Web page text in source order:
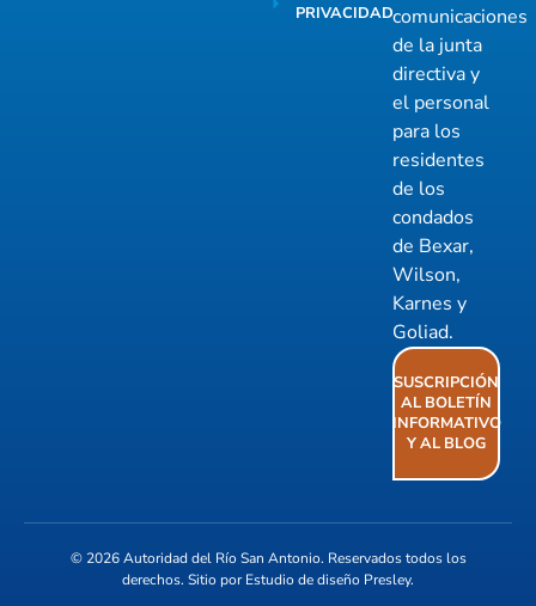
PRIVACIDADcomunicaciones
de la junta
directiva y
el personal
para los
residentes
de los
condados
de Bexar,
Wilson,
Karnes y
Goliad.
SUSCRIPCIÓN
AL BOLETÍN
INFORMATIVO
Y AL BLOG
© 2026Autoridad del Río San Antonio. Reservados todos los
derechos. Sitio porEstudio de diseño Presley.